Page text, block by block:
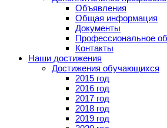
Объявления
Общая информация
Документы
Профессиональное
Контакты
Наши достижения
Достижения обучающихся
2015 год
2016 год
2017 год
2018 год
2019 год